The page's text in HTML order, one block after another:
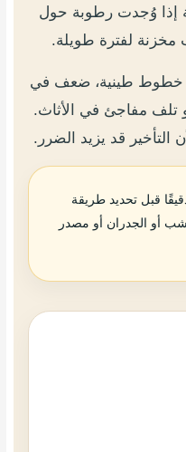
إذا وُجدت رطوبة حول
مخزنة لفترة طويلة.
خطوط طينية، ضعف في
تلف مفاجئ في الأثاث.
التأخير قد يزيد الضرر.
قبل تحديد طريقة
أو الجدران أو مصدر